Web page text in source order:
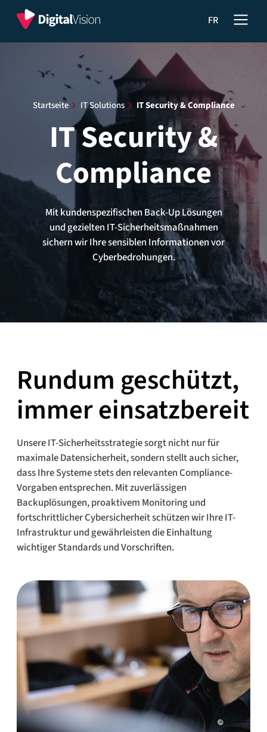
FR
Security
&
Hauptnavigationsmenü
Digital
Vision
Startseite IT Solutions IT Security & Compliance
IT Security &
Compliance
Mit kundenspezifischen Back-Up Lösungen
und gezielten IT-Sicherheitsmaßnahmen
sichern wir Ihre sensiblen Informationen vor
Cyberbedrohungen.
Rundum geschützt,
immer einsatzbereit
Unsere IT-Sicherheitsstrategie sorgt nicht nur für
maximale Datensicherheit, sondern stellt auch sicher,
dass Ihre Systeme stets den relevanten Compliance-
Vorgaben entsprechen. Mit zuverlässigen
Backuplösungen, proaktivem Monitoring und
fortschrittlicher Cybersicherheit schützen wir Ihre IT-
Infrastruktur und gewährleisten die Einhaltung
wichtiger Standards und Vorschriften.